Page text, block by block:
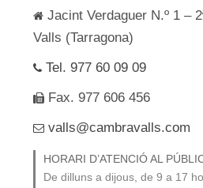
Jacint Verdaguer N.º 1 –
Valls (Tarragona)
Tel. 977 60 09 09
Fax. 977 606 456
valls@cambravalls.com
HORARI D’ATENCIÓ AL
De dilluns a dijous, de 9 a 17